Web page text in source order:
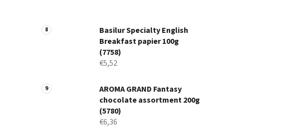
Basilur Specialty English
Breakfast papier 100g
(7758)
€5,52
AROMA GRAND Fantasy
chocolate assortment 200g
(5780)
€6,36